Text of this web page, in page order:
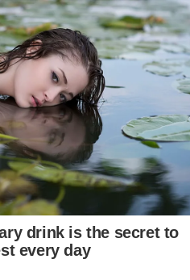
parti komponen BN,
surut politik sejak tahun 1955,
atas asas persefahaman,
yang telah terjalin puluhan
inklusif dan sederhana yang
keyakinan rakyat serta
sebagai gabungan yang
ke hadapan,” katanya.